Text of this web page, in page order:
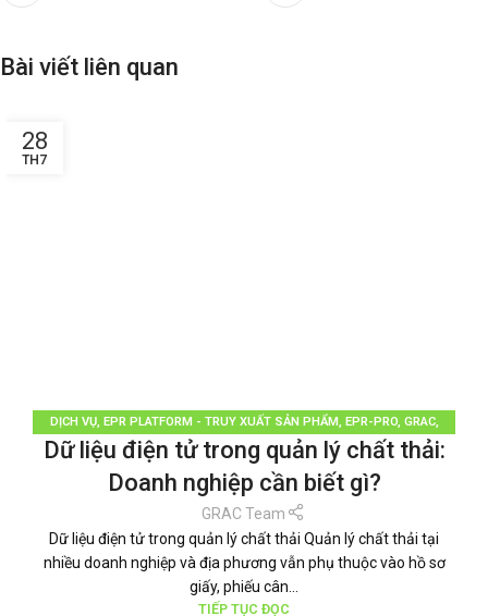
Bài viết liên quan
28
TH7
DỊCH VỤ, EPR PLATFORM - TRUY XUẤT SẢN PHẨM, EPR-PRO, GRAC,
PHÂN LOẠI RÁC,QUẢN LÝ RÁC THẢI,TÁI CHẾ TÁI SỬ DỤNG,THƯƠNG HIỆU
BỀN VỮNG
TIN TỨC
Dữ liệu điện tử trong quản lý chất thải:
Doanh nghiệp cần biết gì?
GRAC Team
Dữ liệu điện tử trong quản lý chất thải Quản lý chất thải tại
nhiều doanh nghiệp và địa phương vẫn phụ thuộc vào hồ sơ
giấy, phiếu cân...
TIẾP TỤC ĐỌC